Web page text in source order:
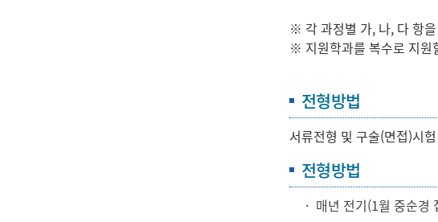
※ 각 과정별 가, 나, 다 항
※ 지원학과를 복수로 지원
전형방법
서류전형 및 구술(면접)시험
전형방법
매년 전기(1월 중순경